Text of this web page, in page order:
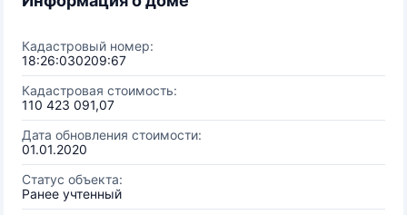
Кадастровый номер:
18:26:030209:67
Кадастровая стоимость:
110 423 091,07
Дата обновления стоимости:
01.01.2020
Статус объекта:
Ранее учтенный